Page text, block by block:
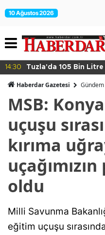
10 Ağustos 2026
14:27
Haberdar Gazetesi Gündem
MSB:
uçuşu
kırıma
oldu
Milli Savunma
eğitim uçuşu